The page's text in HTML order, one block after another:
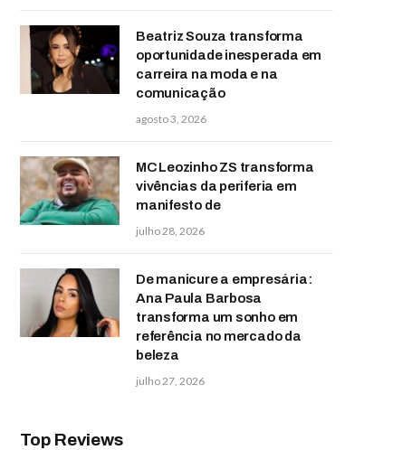
Beatriz Souza transforma
oportunidade inesperada em
carreira na moda e na
comunicação
agosto 3, 2026
MC Leozinho ZS transforma
vivências da periferia em
manifesto de
julho 28, 2026
De manicure a empresária:
Ana Paula Barbosa
transforma um sonho em
referência no mercado da
beleza
julho 27, 2026
Top Reviews